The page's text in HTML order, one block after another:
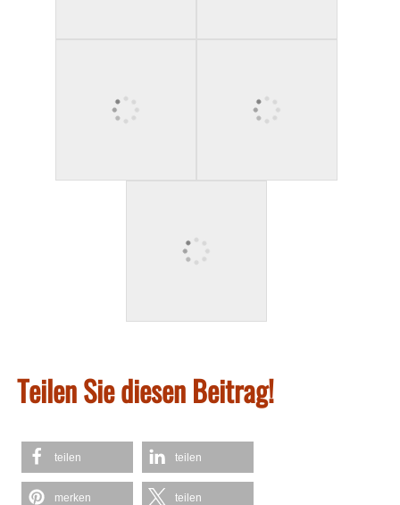
Teilen Sie diesen Beitrag!
teilen teilen
merken teilen